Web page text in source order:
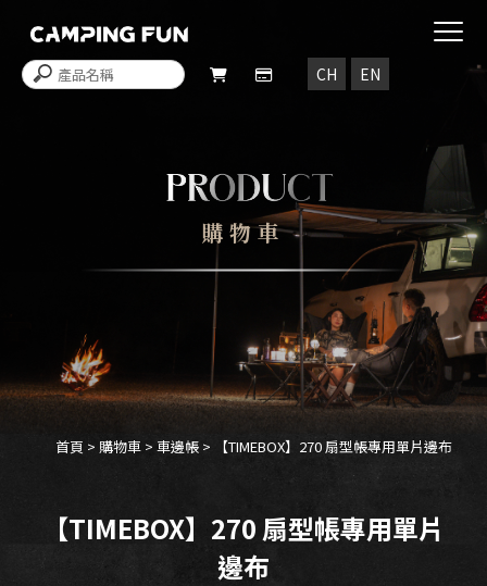
購物車
首頁 > 購物車> 車邊帳> 【TIMEBOX】270 扇型帳專用單片邊布
【TIMEBOX】270 扇型帳專用單片
邊布